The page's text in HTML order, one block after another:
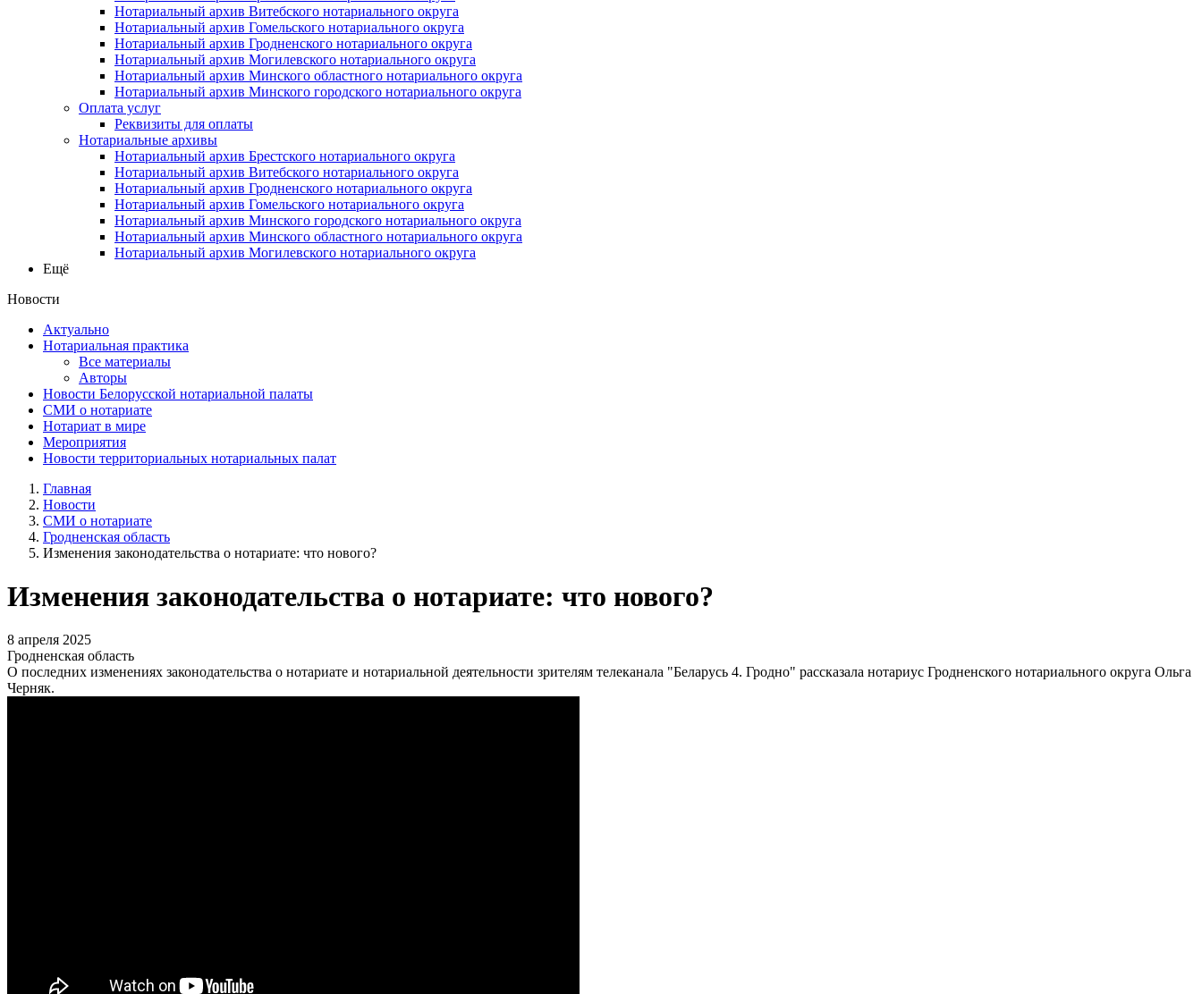
Нотариальный архив Витебского нотариального округа
Нотариальный архив Гомельского нотариального округа
Нотариальный архив Гродненского нотариального округа
Нотариальный архив Могилевского нотариального округа
Нотариальный архив Минского областного нотариального округа
Нотариальный архив Минского городского нотариального округа
Оплата услуг
Реквизиты для оплаты
Нотариальные архивы
Нотариальный архив Брестского нотариального округа
Нотариальный архив Витебского нотариального округа
Нотариальный архив Гродненского нотариального округа
Нотариальный архив Гомельского нотариального округа
Нотариальный архив Минского городского нотариального округа
Нотариальный архив Минского областного нотариального округа
Нотариальный архив Могилевского нотариального округа
Ещё
Новости
Актуально
Нотариальная практика
Все материалы
Авторы
Новости Белорусской нотариальной палаты
СМИ о нотариате
Нотариат в мире
Мероприятия
Новости территориальных нотариальных палат
Главная
Новости
СМИ о нотариате
Гродненская область
Изменения законодательства о нотариате: что нового?
Изменения законодательства о нотариате: что нового?
8 апреля 2025
Гродненская область
О последних изменениях законодательства о нотариате и нотариальной деятельности зрителям телеканала "Беларусь 4. Гродно" рассказала нотариус Гродненского нотариального округа Ольга
Черняк.